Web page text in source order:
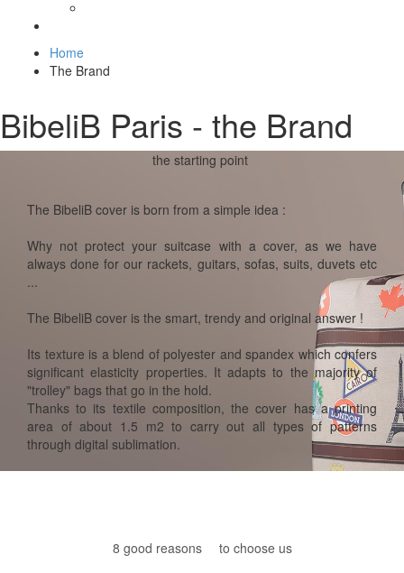
Home
The Brand
BibeliB Paris - the Brand
the starting point
The BibeliB cover is born from a simple idea :
Why not protect your suitcase with a cover, as we have
always done for our rackets, guitars, sofas, suits, duvets etc
...
The BibeliB cover is the smart, trendy and original answer !
Its texture is a blend of polyester and spandex which confers
significant elasticity properties. It adapts to the majority of
"trolley" bags that go in the hold.
Thanks to its textile composition, the cover has a printing
area of about 1.5 m2 to carry out all types of patterns
through digital sublimation.
8 good reasons to choose us